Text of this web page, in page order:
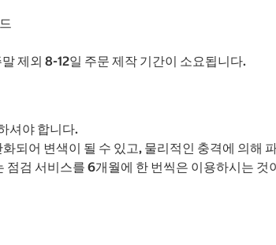
제외 8-12일 주문 제작 기간이 소요됩니다.
셔야 합니다.
되어 변색이 될 수 있고, 물리적인 충격에 의해
점검 서비스를 6개월에 한 번씩은 이용하시는 것